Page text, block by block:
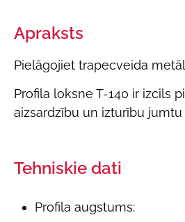
Apraksts
Pielāgojiet trapecveida
Profila loksne T-140 ir izcils
aizsardzību un izturību
Tehniskie dati
Profila augstums: